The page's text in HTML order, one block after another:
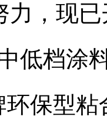
力，现
低档涂
环保型